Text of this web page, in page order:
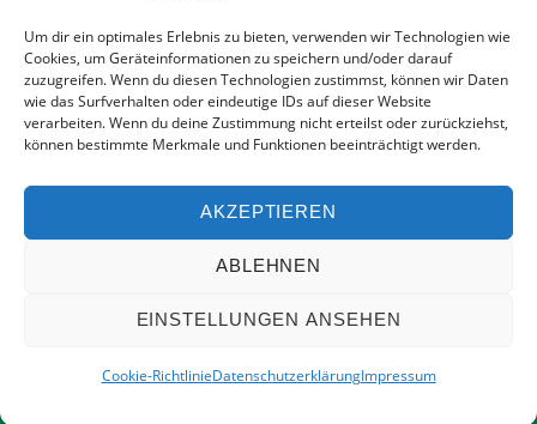
Um dir ein optimales Erlebnis zu bieten, verwenden wir Technologien wie
Cookies, um Geräteinformationen zu speichern und/oder darauf
zuzugreifen. Wenn du diesen Technologien zustimmst, können wir Daten
wie das Surfverhalten oder eindeutige IDs auf dieser Website
verarbeiten. Wenn du deine Zustimmung nicht erteilst oder zurückziehst,
können bestimmte Merkmale und Funktionen beeinträchtigt werden.
AKZEPTIEREN
ABLEHNEN
EINSTELLUNGEN ANSEHEN
Cookie-RichtlinieDatenschutzerklärungImpressum
The Landing theme is a one-page design WordPress theme
that’s focused on getting your audience to follow-through
with your call-to-action. Built to work seamlessly with our
drag & drop Builder plugin, it gives you the ability to
customize the look and feel of your content.
Powered byWordPress•Themify WordPress Themes